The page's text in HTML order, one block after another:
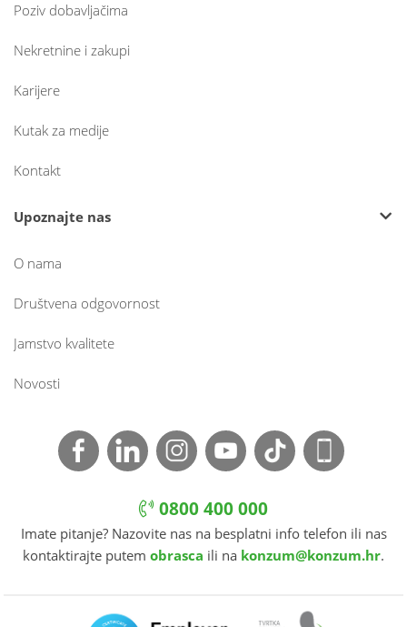
Poziv dobavljačima
Nekretnine i zakupi
Karijere
Kutak za medije
Kontakt
Upoznajte nas
O nama
Društvena odgovornost
Jamstvo kvalitete
Novosti
0800 400 000
Imate pitanje? Nazovite nas na besplatni info telefon ili nas
kontaktirajte putem obrasca ili na konzum@konzum.hr.